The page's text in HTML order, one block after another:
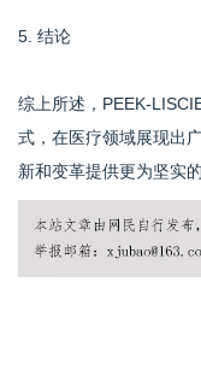
5. 结论
综上所述，PEEK-
式，在医疗领域展现出
新和变革提供更为坚实的